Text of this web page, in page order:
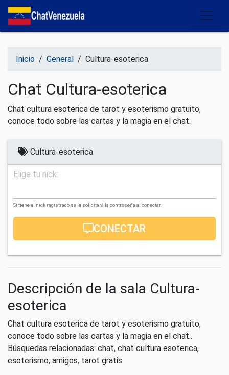
Salir del contenido
Inicio / General / Cultura-esoterica
Chat Cultura-esoterica
Chat cultura esoterica de tarot y esoterismo gratuito,
conoce todo sobre las cartas y la magia en el chat.
Cultura-esoterica
Elige tu nick:
Si tiene el nick registrado se le solicitará la contraseña al conectar.
CONECTAR
Descripción de la sala Cultura-
esoterica
Chat cultura esoterica de tarot y esoterismo gratuito,
conoce todo sobre las cartas y la magia en el chat..
Búsquedas relacionadas: chat, chat cultura esoterica,
esoterismo, amigos, tarot gratis